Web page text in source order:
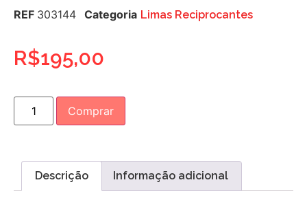
REF 303144 Categoria Limas Reciprocantes
R$195,00
Comprar
Descrição Informação adicional